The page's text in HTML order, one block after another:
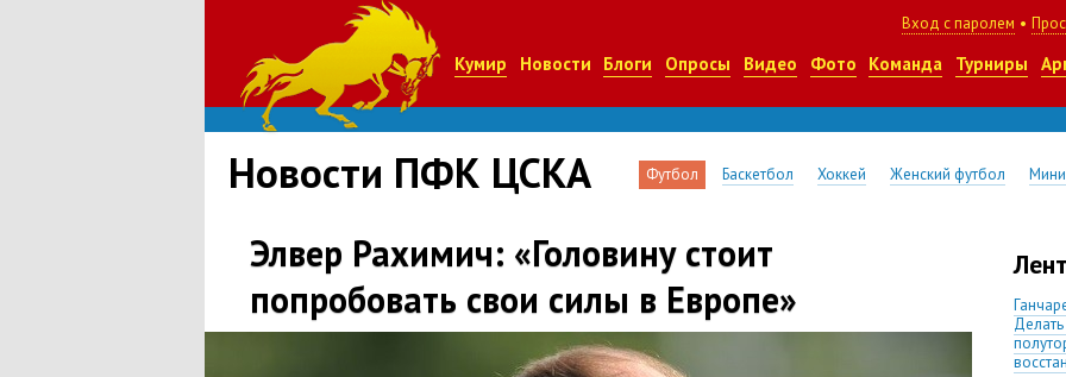
Вход с паролем •
Кумир Новости Блоги Опросы Видео Фото Команда Турниры
Новости ПФК ЦСКА Футбол Баскетбол Хоккей Женский футбол
Элвер Рахимич: «Головину стоит
попробовать свои силы в Европе»